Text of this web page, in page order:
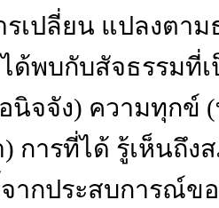
รเปลี่ยน แปลงตา
ด้พบกับสัจธรรมที่
นิจจัง) ความทุกข์
การที่ได้ รู้เห็นถึง
ากประสบการณ์ข